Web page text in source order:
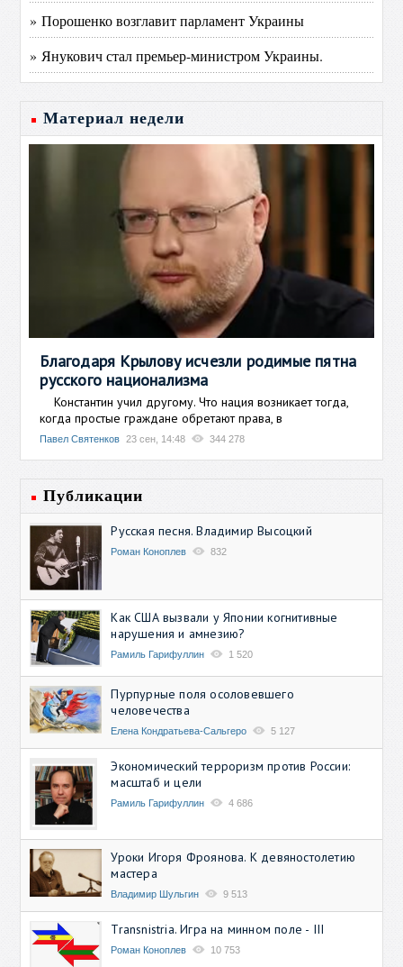
» Порошенко возглавит парламент Украины
» Янукович стал премьер-министром Украины.
Материал недели
Благодаря Крылову исчезли родимые пятна
русского национализма
Константин учил другому. Что нация возникает тогда,
когда простые граждане обретают права, в
Павел Святенков 23 сен, 14:48 344 278
Публикации
Русская песня. Владимир Высоцкий
Роман Коноплев 832
Как США вызвали у Японии когнитивные
нарушения и амнезию?
Рамиль Гарифуллин 1 520
Пурпурные поля осоловевшего
человечества
Елена Кондратьева-Сальгеро 5 127
Экономический терроризм против России:
масштаб и цели
Рамиль Гарифуллин 4 686
Уроки Игоря Фроянова. К девяностолетию
мастера
Владимир Шульгин 9 513
Transnistria. Игра на минном поле - III
Роман Коноплев 10 753